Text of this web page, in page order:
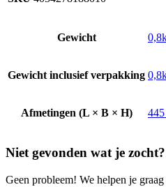
Gewicht
Gewicht inclusief verpakking
Afmetingen (L × B × H)
Niet gevonden wat je zocht?
Geen probleem! We helpen je graag